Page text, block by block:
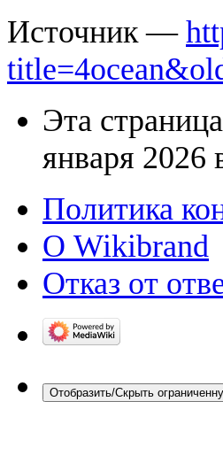
Источник —
Эта
января 2026
Политика
О Wikibrand
Отказ от
Отобразить/Скрыть